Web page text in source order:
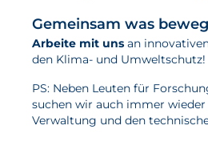
Gemeinsam was
Arbeite mit uns an
den Klima- und Umweltschutz!
PS: Neben Leuten für
suchen wir auch immer
Verwaltung und den